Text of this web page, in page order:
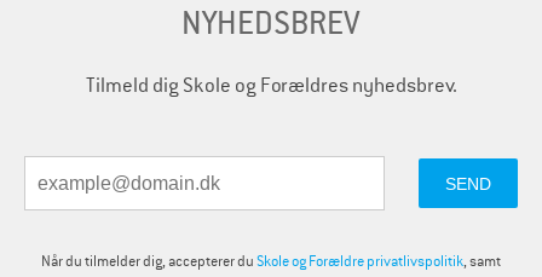
NYHEDSBREV
Tilmeld dig Skole og Forældres nyhedsbrev.
Når du tilmelder dig, accepterer duSkole og Forældre privatlivspolitik, samt